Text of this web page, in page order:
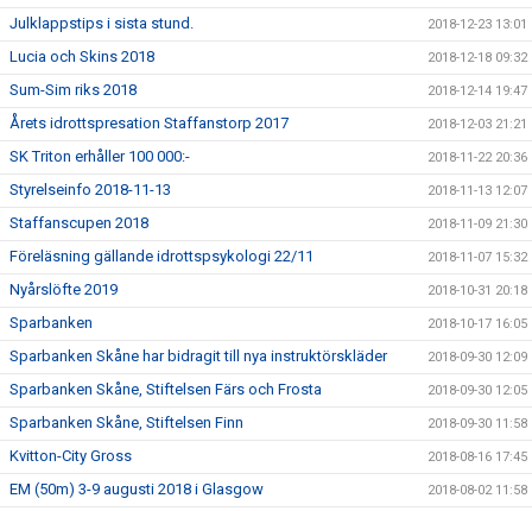
Julklappstips i sista stund. 2018-12-23 13:01
Lucia och Skins 2018 2018-12-18 09:32
Sum-Sim riks 2018 2018-12-14 19:47
Årets idrottspresation Staffanstorp 2017 2018-12-03 21:21
SK Triton erhåller 100 000:- 2018-11-22 20:36
Styrelseinfo 2018-11-13 2018-11-13 12:07
Staffanscupen 2018 2018-11-09 21:30
Föreläsning gällande idrottspsykologi 22/11 2018-11-07 15:32
Nyårslöfte 2019 2018-10-31 20:18
Sparbanken 2018-10-17 16:05
Sparbanken Skåne har bidragit till nya instruktörskläder 2018-09-30 12:09
Sparbanken Skåne, Stiftelsen Färs och Frosta 2018-09-30 12:05
Sparbanken Skåne, Stiftelsen Finn 2018-09-30 11:58
Kvitton-City Gross 2018-08-16 17:45
EM (50m) 3-9 augusti 2018 i Glasgow 2018-08-02 11:58